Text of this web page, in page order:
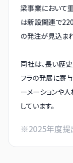
梁事業において
は新設関連で
の発注が見込ま
同社は、長い歴
フラの発展に寄与
ーメーションや
しています。
※2025年度提